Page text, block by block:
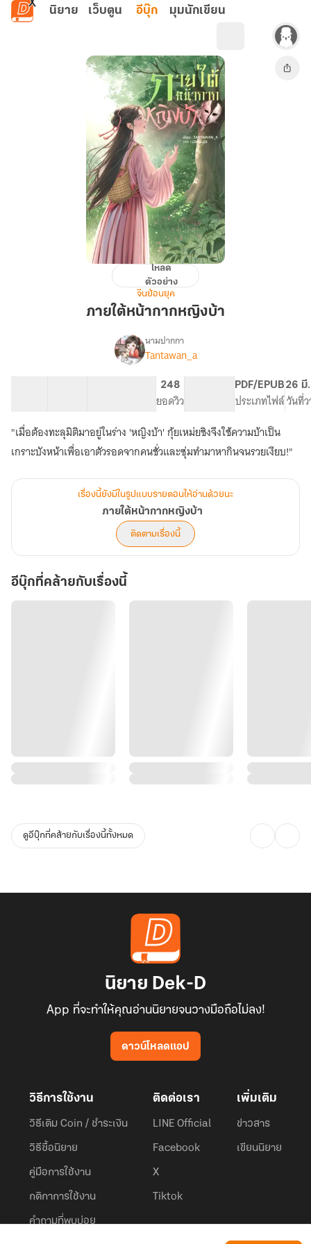
ข้ามไปยังเนื้อหาหลัก
นิยาย เว็บตูน อีบุ๊ก มุมนักเขียน
หน้ากาก
โหลด
ตัวอย่าง
จีนย้อนยุค
ภายใต้หน้ากากหญิงบ้า
เรื่อง
ใต้
หน้ากาก
หญิง
บ้า
นามปากกา
Tantawan_a
248
ยอดวิว
PDF/EPUB
ประเภทไฟล์
26 มี
วันที่
"เมื่อต้องทะลุมิติมาอยู่ในร่าง 'หญิงบ้า' กุ้ยเหม่ยชิงจึงใช้ความบ้าเป็น
เกราะบังหน้าเพื่อเอาตัวรอดจากคนชั่วและซุ่มทำมาหากินจนรวยเงียบ!"
เรื่องนี้ยังมีในรูปแบบรายตอนให้อ่านด้วยนะ
ภายใต้หน้ากากหญิงบ้า
ติดตามเรื่องนี้
อีบุ๊กที่คล้ายกับเรื่องนี้
ดูอีบุ๊กที่คล้ายกับเรื่องนี้ทั้งหมด
นิยาย Dek-D
App ที่จะทำให้คุณอ่านนิยายจนวางมือถือไม่ลง!
ดาวน์โหลดแอป
วิธีการใช้งาน
วิธีเติม Coin / ชำระเงิน
วิธีซื้อนิยาย
คู่มือการใช้งาน
กติกาการใช้งาน
คำถามที่พบบ่อย
ติดต่อเรา
LINE Official
Facebook
X
Tiktok
เพิ่มเติม
ข่าวสาร
เขียนนิยาย